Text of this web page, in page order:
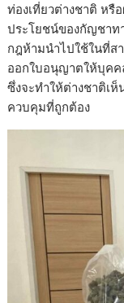
ท่องเที่ยวต่างชาติ หรื
ประโยชน์ของกัญชาท
กฎห้ามนำไปใช้ในที่ส
ออกใบอนุญาตให้บุคค
ซึ่งจะทำให้ต่างชาติเ
ควบคุมที่ถูกต้อง